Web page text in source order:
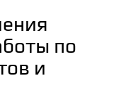
по
и